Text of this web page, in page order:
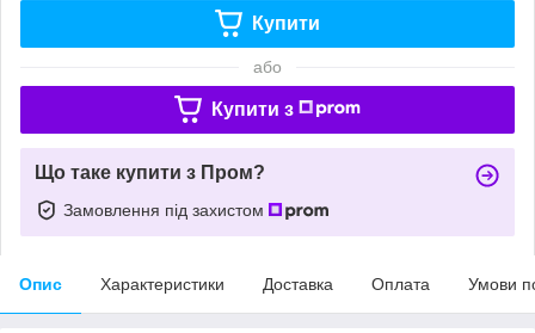
Купити
або
Купити з
Що таке купити з Пром?
Замовлення під захистом
Опис Характеристики Доставка Оплата Умови